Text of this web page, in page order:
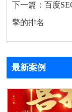
下一篇：百度
擎的排名
最新案例